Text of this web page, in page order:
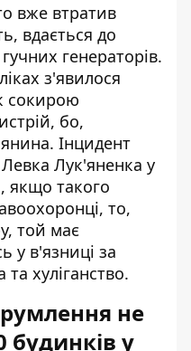
вже втратив
вдається до
генераторів.
з'явилося
сокирою
бо,
Інцидент
Лук'яненка у
якщо такого
то,
той має
у в'язниці за
хуліганство.
не
будинків у